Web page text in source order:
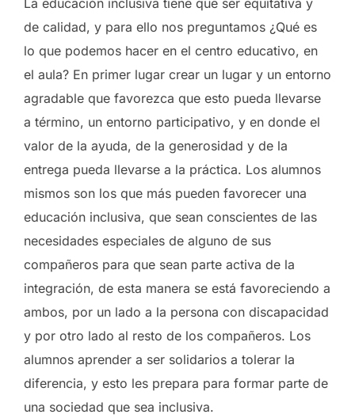
de calidad, y para ello nos preguntamos ¿Qué es
lo que podemos hacer en el centro educativo, en
el aula? En primer lugar crear un lugar y un entorno
agradable que favorezca que esto pueda llevarse
a término, un entorno participativo, y en donde el
valor de la ayuda, de la generosidad y de la
entrega pueda llevarse a la práctica. Los alumnos
mismos son los que más pueden favorecer una
educación inclusiva, que sean conscientes de las
necesidades especiales de alguno de sus
compañeros para que sean parte activa de la
integración, de esta manera se está favoreciendo a
ambos, por un lado a la persona con discapacidad
y por otro lado al resto de los compañeros. Los
alumnos aprender a ser solidarios a tolerar la
diferencia, y esto les prepara para formar parte de
una sociedad que sea inclusiva.